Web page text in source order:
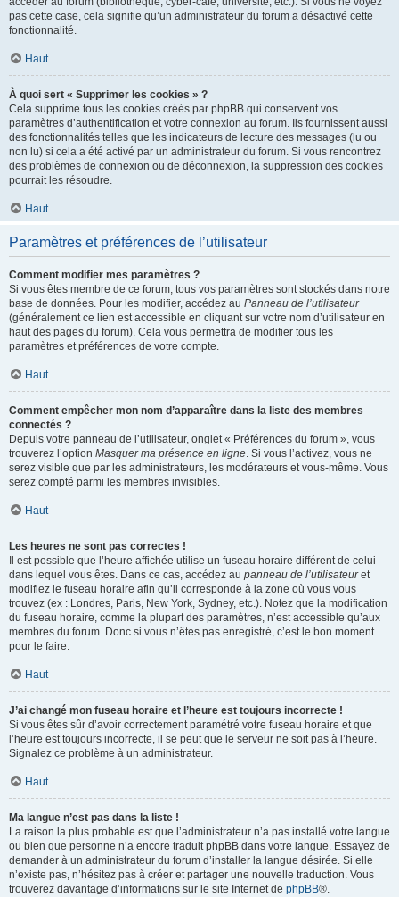
pas cette case, cela signifie qu’un administrateur du forum a désactivé cette
fonctionnalité.
Haut
À quoi sert « Supprimer les cookies » ?
Cela supprime tous les cookies créés par phpBB qui conservent vos
paramètres d’authentification et votre connexion au forum. Ils fournissent aussi
des fonctionnalités telles que les indicateurs de lecture des messages (lu ou
non lu) si cela a été activé par un administrateur du forum. Si vous rencontrez
des problèmes de connexion ou de déconnexion, la suppression des cookies
pourrait les résoudre.
Haut
Paramètres et préférences de l’utilisateur
Comment modifier mes paramètres ?
Si vous êtes membre de ce forum, tous vos paramètres sont stockés dans notre
base de données. Pour les modifier, accédez au Panneau de l’utilisateur
(généralement ce lien est accessible en cliquant sur votre nom d’utilisateur en
haut des pages du forum). Cela vous permettra de modifier tous les
paramètres et préférences de votre compte.
Haut
Comment empêcher mon nom d’apparaître dans la liste des membres
connectés ?
Depuis votre panneau de l’utilisateur, onglet « Préférences du forum », vous
trouverez l’option Masquer ma présence en ligne. Si vous l’activez, vous ne
serez visible que par les administrateurs, les modérateurs et vous-même. Vous
serez compté parmi les membres invisibles.
Haut
Les heures ne sont pas correctes !
Il est possible que l’heure affichée utilise un fuseau horaire différent de celui
dans lequel vous êtes. Dans ce cas, accédez au panneau de l’utilisateuret
modifiez le fuseau horaire afin qu’il corresponde à la zone où vous vous
trouvez (ex : Londres, Paris, New York, Sydney, etc.). Notez que la modification
du fuseau horaire, comme la plupart des paramètres, n’est accessible qu’aux
membres du forum. Donc si vous n’êtes pas enregistré, c’est le bon moment
pour le faire.
Haut
J’ai changé mon fuseau horaire et l’heure est toujours incorrecte !
Si vous êtes sûr d’avoir correctement paramétré votre fuseau horaire et que
l’heure est toujours incorrecte, il se peut que le serveur ne soit pas à l’heure.
Signalez ce problème à un administrateur.
Haut
Ma langue n’est pas dans la liste !
La raison la plus probable est que l’administrateur n’a pas installé votre langue
ou bien que personne n’a encore traduit phpBB dans votre langue. Essayez de
demander à un administrateur du forum d’installer la langue désirée. Si elle
n’existe pas, n’hésitez pas à créer et partager une nouvelle traduction. Vous
trouverez davantage d’informations sur le site Internet de phpBB®.